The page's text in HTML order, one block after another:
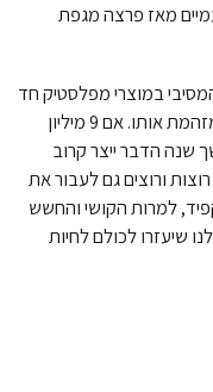
מאז פרצה מגפת
במוצרי מפלסטיק חד
פעמי עושה את דרכה לים בכמויות אדירות ומזהמת אותו. אם 9 מיליון
שנה הדבר ייצר קרוב
רוצות ורוצים גם לעבור את
למרות הקושי והחשש
שיעזרו לכולם לחיות